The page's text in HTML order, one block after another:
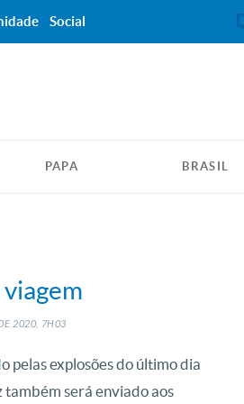
PAPA BRASIL
2020, 7H03
pelas explosões do último dia
será enviado aos
Social